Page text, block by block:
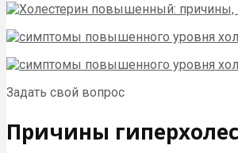
Задать свой вопрос
Причины